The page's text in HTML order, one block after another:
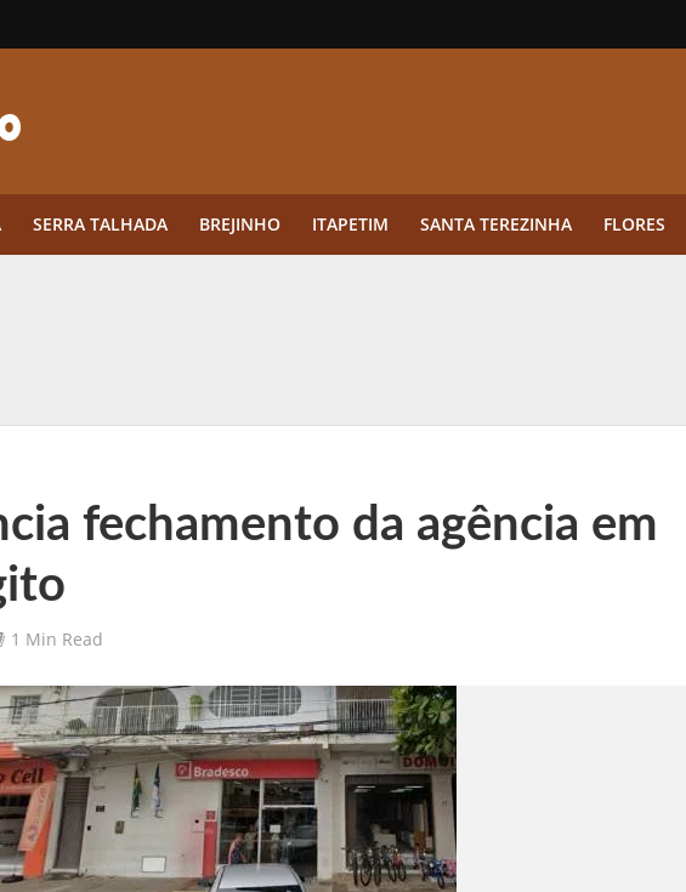
SERRA TALHADA BREJINHO ITAPETIM SANTA TEREZINHA FLORES
semanal “Mestres das Rodadas” focado em multiplicadores
celebra chegada de sementes e destaca parceria estratégica com Raquel Lyra e Marconi Santana
de emprego disponíveis nesta terça-feira (03)
Baixa Verde é contemplada com seis minicomputadores pelo Governo do Estado
132 aves silvestres na BR-407, em Petrolina
o falecimento de Paulinho Mototaxi
fechamento da agência em
1 Min Read